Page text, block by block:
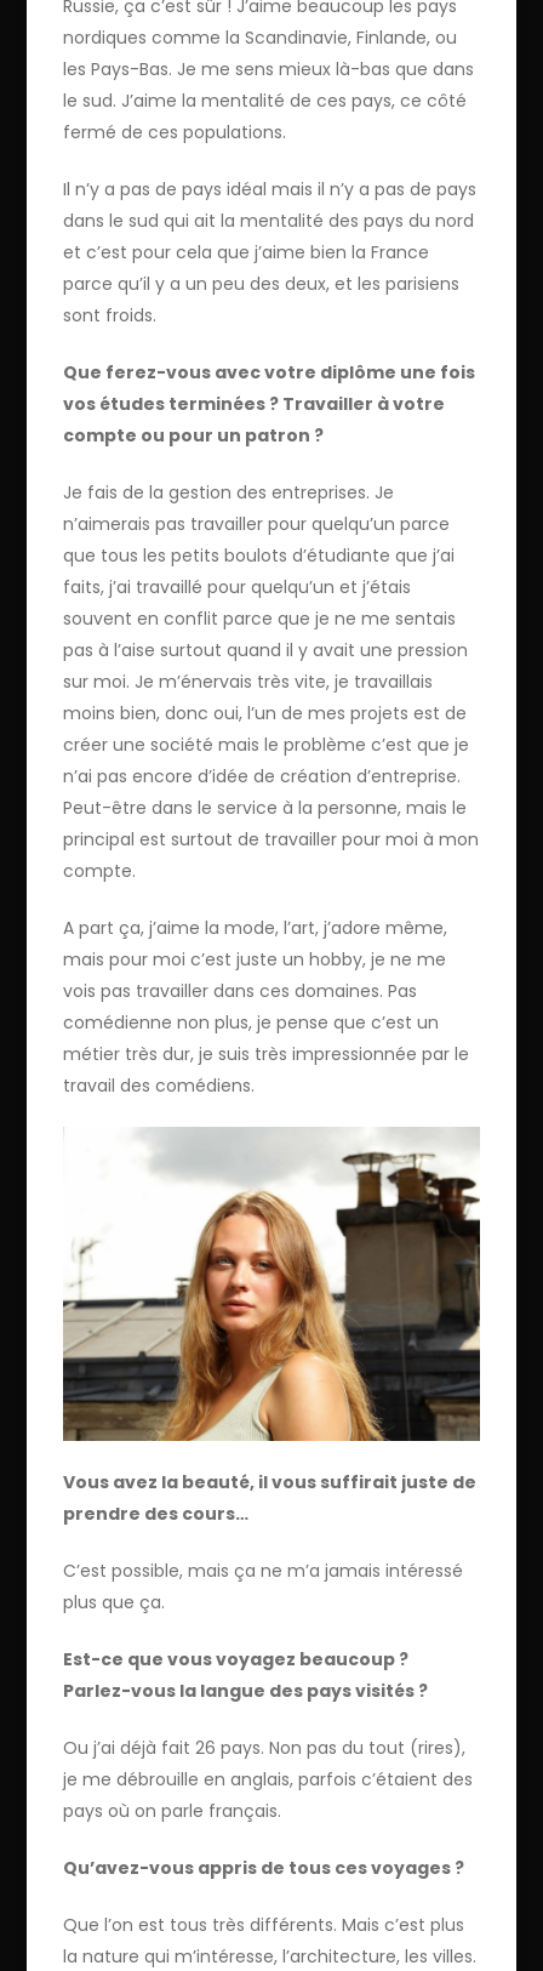
Russie, ça c’est sûr ! J’aime beaucoup les pays
nordiques comme la Scandinavie, Finlande, ou
les Pays-Bas. Je me sens mieux là-bas que dans
le sud. J’aime la mentalité de ces pays, ce côté
fermé de ces populations.
Il n’y a pas de pays idéal mais il n’y a pas de pays
dans le sud qui ait la mentalité des pays du nord
et c’est pour cela que j’aime bien la France
parce qu’il y a un peu des deux, et les parisiens
sont froids.
Que ferez-vous avec votre diplôme une fois
vos études terminées ? Travailler à votre
compte ou pour un patron ?
Je fais de la gestion des entreprises. Je
n’aimerais pas travailler pour quelqu’un parce
que tous les petits boulots d’étudiante que j’ai
faits, j’ai travaillé pour quelqu’un et j’étais
souvent en conflit parce que je ne me sentais
pas à l’aise surtout quand il y avait une pression
sur moi. Je m’énervais très vite, je travaillais
moins bien, donc oui, l’un de mes projets est de
créer une société mais le problème c’est que je
n’ai pas encore d’idée de création d’entreprise.
Peut-être dans le service à la personne, mais le
principal est surtout de travailler pour moi à mon
compte.
A part ça, j’aime la mode, l’art, j’adore même,
mais pour moi c’est juste un hobby, je ne me
vois pas travailler dans ces domaines. Pas
comédienne non plus, je pense que c’est un
métier très dur, je suis très impressionnée par le
travail des comédiens.
Vous avez la beauté, il vous suffirait juste de
prendre des cours…
C’est possible, mais ça ne m’a jamais intéressé
plus que ça.
Est-ce que vous voyagez beaucoup ?
Parlez-vous la langue des pays visités ?
Ou j’ai déjà fait 26 pays. Non pas du tout (rires),
je me débrouille en anglais, parfois c’étaient des
pays où on parle français.
Qu’avez-vous appris de tous ces voyages ?
Que l’on est tous très différents. Mais c’est plus
la nature qui m’intéresse, l’architecture, les villes.